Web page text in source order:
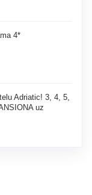
4*
Adriatic! 3, 4, 5,
uz